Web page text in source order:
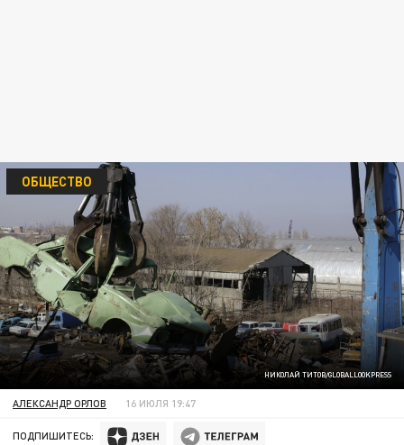
НИКОЛАЙ ТИТОВ/GLOBALLOOKPRESS
ОБЩЕСТВО
АЛЕКСАНДР ОРЛОВ 16 ИЮЛЯ 19:47
ПОДПИШИТЕСЬ: